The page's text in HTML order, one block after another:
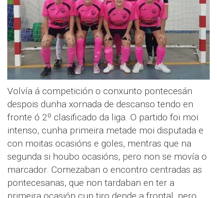
Volvía á competición o conxunto pontecesán
despois dunha xornada de descanso tendo en
fronte ó 2º clasificado da liga. O partido foi moi
intenso, cunha primeira metade moi disputada e
con moitas ocasións e goles, mentras que na
segunda si houbo ocasións, pero non se movía o
marcador. Comezaban o encontro centradas as
pontecesanas, que non tardaban en ter a